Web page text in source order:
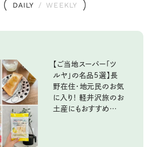
DAILY / WEEKLY
【ご当地スーパー「ツ
ルヤ」の名品5選】長
野在住・地元民のお気
に入り！ 軽井沢旅のお
土産にもおすすめのお